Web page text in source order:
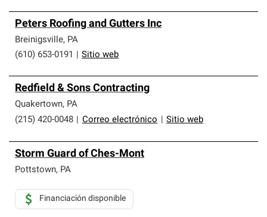
Peters Roofing and Gutters Inc
Breinigsville, PA
(610) 653-0191
Sitio web
Redfield & Sons Contracting
Quakertown, PA
(215) 420-0048
Correo electrónico Sitio web
Storm Guard of Ches-Mont
Pottstown, PA
Financiación disponible